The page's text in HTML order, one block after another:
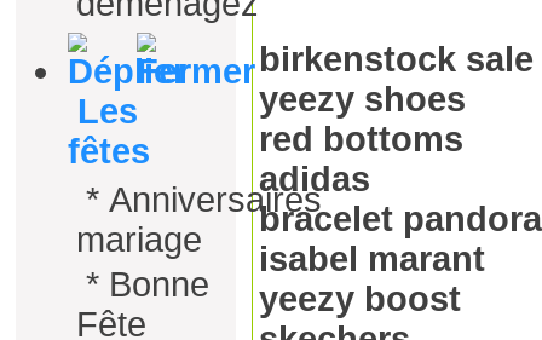
Les
fêtes
* Anniversaires
mariage
* Bonne
Fête
birkenstock sale
yeezy shoes
red bottoms
adidas
bracelet pandora
isabel marant
yeezy boost